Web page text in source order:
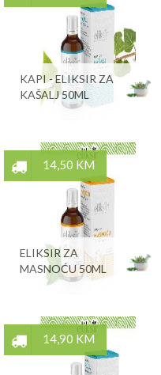
KAPI - ELIKSIR ZA
KAŠALJ 50ML
14,50 KM
ELIKSIR ZA
MASNOĆU 50ML
14,90 KM